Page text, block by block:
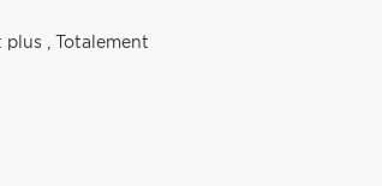
plus ,
Totalement